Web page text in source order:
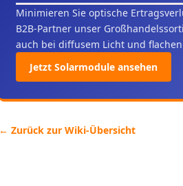
Minimieren Sie optische
B2B-Partner unser
auch bei diffusem Licht und
Jetzt Solarmodule ansehen
← Zurück zur Wiki-Übersicht